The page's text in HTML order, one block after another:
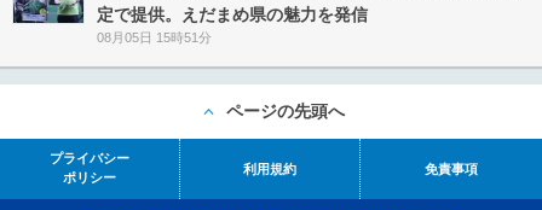
定で提供。えだまめ県の魅力を発信
08月05日 15時51分
ページの先頭へ
プライバシー
ポリシー
利用規約 免責事項